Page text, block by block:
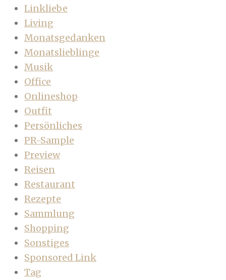
Linkliebe
Living
Monatsgedanken
Monatslieblinge
Musik
Office
Onlineshop
Outfit
Persönliches
PR-Sample
Preview
Reisen
Restaurant
Rezepte
Sammlung
Shopping
Sonstiges
Sponsored Link
Tag